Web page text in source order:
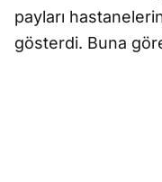
payları
gösterdi. Buna